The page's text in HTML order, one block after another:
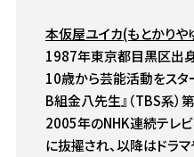
本仮屋ユイカ(もとかり
1987年東京都目黒区出身
10歳から芸能活動をスタ
B組金八先生』（TBS系）
2005年のNHK連続テレビ
に抜擢され、以降はドラ